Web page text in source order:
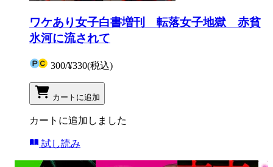
ワケあり女子白書増刊 転落女子地獄 赤貧
氷河に流されて
300/¥330(税込)
カートに追加
カートに追加しました
試し読み